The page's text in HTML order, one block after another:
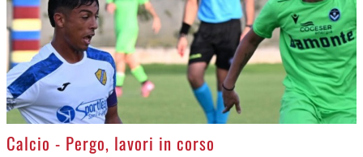
>
Calcio - Pergo, lavori in corso